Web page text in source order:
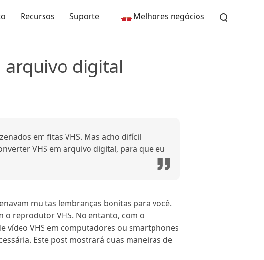
Recursos Suporte Melhores negócios
arquivo digital
em fitas VHS. Mas acho difícil
VHS em arquivo digital, para que eu
muitas lembranças bonitas para você.
o reprodutor VHS. No entanto, com o
vídeo VHS em computadores ou smartphones
Este post mostrará duas maneiras de